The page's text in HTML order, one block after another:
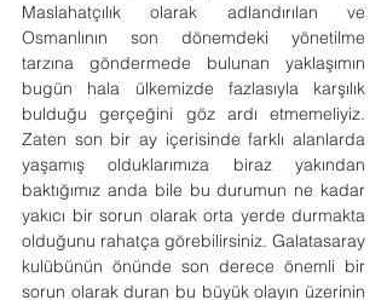
Maslahatçılık olarak adlandırılan ve
Osmanlının son dönemdeki yönetilme
tarzına göndermede bulunan yaklaşımın
bugün hala ülkemizde fazlasıyla karşılık
bulduğu gerçeğini göz ardı etmemeliyiz.
Zaten son bir ay içerisinde farklı alanlarda
yaşamış olduklarımıza biraz yakından
baktığımız anda bile bu durumun ne kadar
yakıcı bir sorun olarak orta yerde durmakta
olduğunu rahatça görebilirsiniz. Galatasaray
kulübünün önünde son derece önemli bir
sorun olarak duran bu büyük olayın üzerinin